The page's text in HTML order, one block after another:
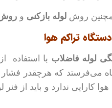
روش لوله بازکنی و روش
دستگاه تراکم هوا
لوله فاضلاب با استفاده
که هرچقدر فشار
ندارد و باید از فنر